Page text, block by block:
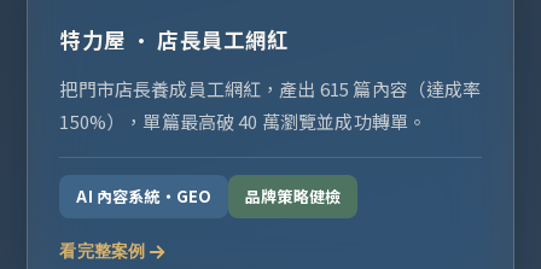
特力屋 · 店長員工網紅
把門市店長養成員工網紅，產出 615 篇內容（達成率
150%），單篇最高破 40 萬瀏覽並成功轉單。
AI 內容系統・GEO 品牌策略健檢
看完整案例